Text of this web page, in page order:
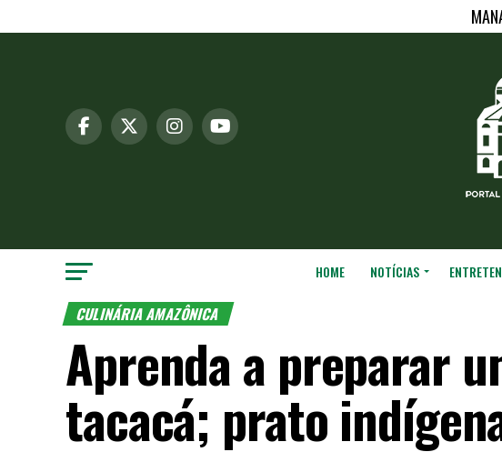
HOME NOTÍCIAS
CULINÁRIA AMAZÔNICA
Aprenda a preparar
tacacá; prato